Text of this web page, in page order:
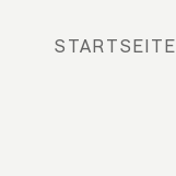
STARTSEITE